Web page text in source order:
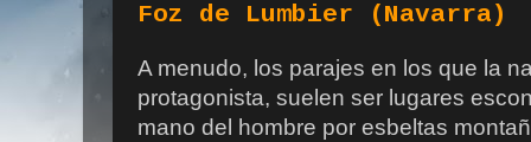
Foz de Lumbier (Navarra)
A menudo, los parajes en los que la
protagonista, suelen ser lugares
mano del hombre por esbeltas